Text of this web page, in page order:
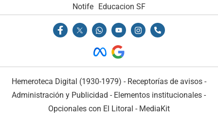
Notife Educacion SF
Hemeroteca Digital (1930-1979) - Receptorías de avisos -
Administración y Publicidad - Elementos institucionales -
Opcionales con El Litoral - MediaKit